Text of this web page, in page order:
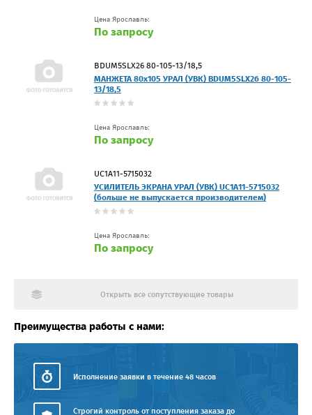
Цена Ярославль:
По запросу
BDUM5SLX26 80-105-13/18,5
МАНЖЕТА 80х105 УРАЛ (УВК) BDUM5SLX26 80-105-
13/18,5
Цена Ярославль:
По запросу
UC1A11-5715032
УСИЛИТЕЛЬ ЭКРАНА УРАЛ (УВК) UC1A11-5715032
(больше не выпускается производителем)
Цена Ярославль:
По запросу
Открыть все сопутствующие товары
Преимущества работы с нами:
Исполнение заявки в течение 48 часов
Строгий контроль от поступления заказа до